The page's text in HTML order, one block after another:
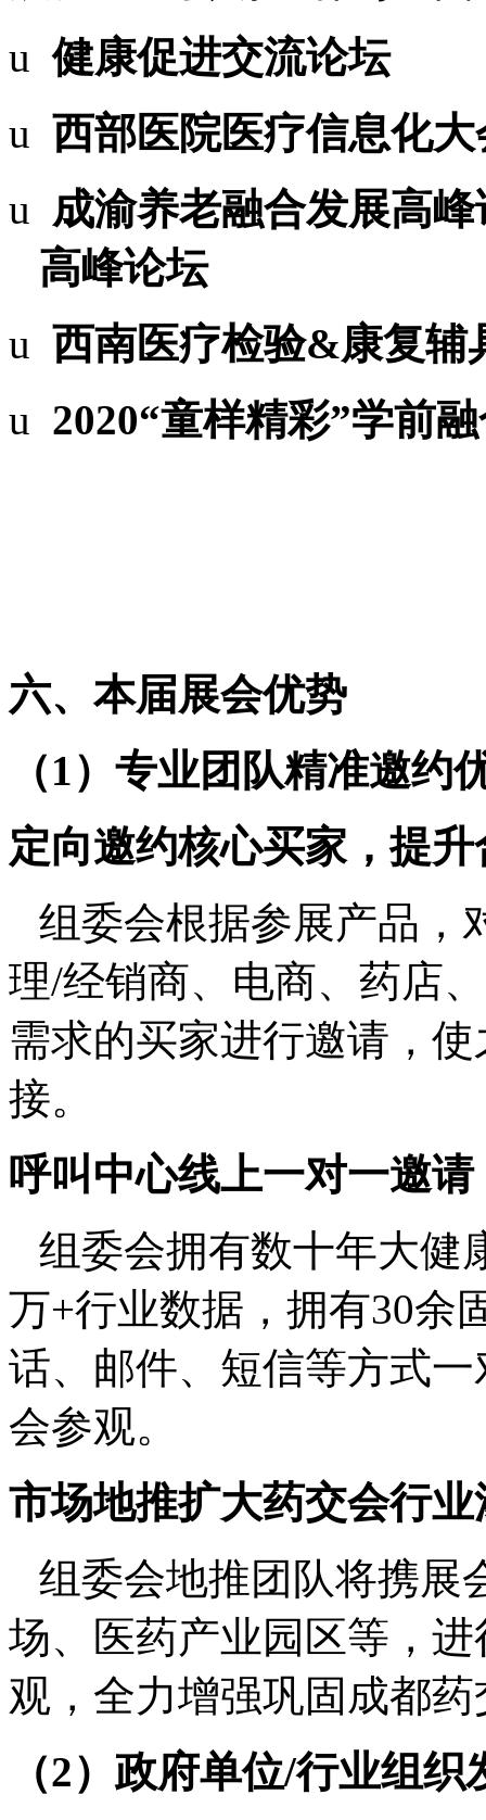
u健康促进交流论坛
u 西部医院医疗信息化大
u 成渝养老融合发展高
高峰论坛
u 西南医疗检验&康复辅
u 2020“童样精彩”学前
六、本届展会优势
（1）专业团队精准邀约
定向邀约核心买家，提
组委会根据参展产品，
理/经销商、电商、药店
需求的买家进行邀请，
接。
呼叫中心线上一对一邀
组委会拥有数十年大健
万+行业数据，拥有30余
话、邮件、短信等方式
会参观。
市场地推扩大药交会行
组委会地推团队将携展
场、医药产业园区等，
观，全力增强巩固成都
（2）政府单位/行业组织